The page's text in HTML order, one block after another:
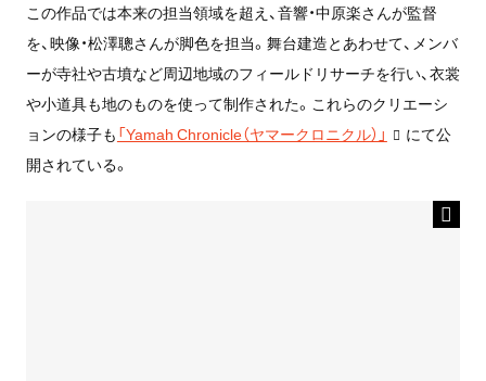
この作品では本来の担当領域を超え、音響・中原楽さんが監督
を、映像・松澤聰さんが脚色を担当。舞台建造とあわせて、メンバ
ーが寺社や古墳など周辺地域のフィールドリサーチを行い、衣裳
や小道具も地のものを使って制作された。これらのクリエーシ
ョンの様子も 「Yamah Chronicle（ヤマークロニクル）」
にて公
開されている。